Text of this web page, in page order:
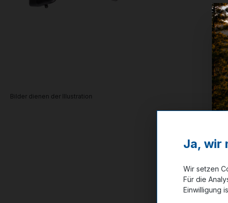
Bilder dienen der Illustration
Ja, wir
Wir setzen
Für die
Einwilligung